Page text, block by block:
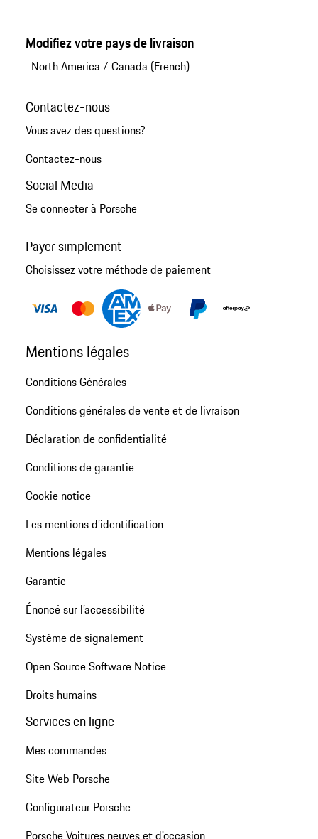
Modifiez votre pays de livraison
North America / Canada (French)
Contactez-nous
Vous avez des questions?
Contactez-nous
Social Media
Se connecter à Porsche
Payer simplement
Choisissez votre méthode de paiement
Mentions légales
Conditions Générales
Conditions générales de vente et de livraison
Déclaration de confidentialité
Conditions de garantie
Cookie notice
Les mentions d’identification
Mentions légales
Garantie
Énoncé sur l’accessibilité
Système de signalement
Open Source Software Notice
Droits humains
Services en ligne
Mes commandes
Site Web Porsche
Configurateur Porsche
Porsche Voitures neuves et d'occasion